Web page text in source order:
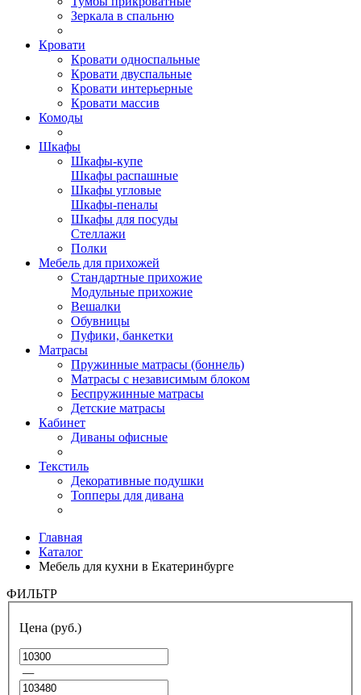
Зеркала в спальню
Кровати
Кровати односпальные
Кровати двуспальные
Кровати интерьерные
Кровати массив
Комоды
Шкафы
Шкафы-купе
Шкафы распашные
Шкафы угловые
Шкафы-пеналы
Шкафы для посуды
Стеллажи
Полки
Мебель для прихожей
Стандартные прихожие
Модульные прихожие
Вешалки
Обувницы
Пуфики, банкетки
Матрасы
Пружинные матрасы (боннель)
Матрасы с независимым блоком
Беспружинные матрасы
Детские матрасы
Кабинет
Диваны офисные
Текстиль
Декоративные подушки
Топперы для дивана
Главная
Каталог
Мебель для кухни в Екатеринбурге
ФИЛЬТР
Цена (руб.)
—